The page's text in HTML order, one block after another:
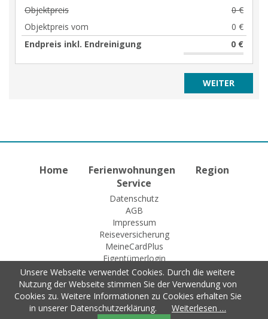
Objektpreis
0 €
Objektpreis vom
0 €
Endpreis inkl. Endreinigung
0 €
Home Ferienwohnungen
Region
Service
Datenschutz
AGB
Impressum
Reiseversicherung
MeineCardPlus
Eigentümerlogin
© 2015 Fewo-Zentrale Willingen
Unsere Webseite verwendet Cookies. Durch die weitere
Nutzung der Webseite stimmen Sie der Verwendung von
Cookies zu. Weitere Informationen zu Cookies erhalten Sie
in unserer Datenschutzerklärung.
Weiterlesen …